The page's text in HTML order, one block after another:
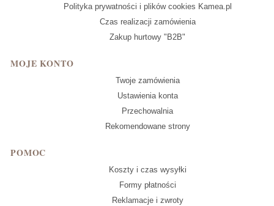
Polityka prywatności i plików cookies Kamea.pl
Czas realizacji zamówienia
Zakup hurtowy "B2B"
MOJE KONTO
Twoje zamówienia
Ustawienia konta
Przechowalnia
Rekomendowane strony
POMOC
Koszty i czas wysyłki
Formy płatności
Reklamacje i zwroty